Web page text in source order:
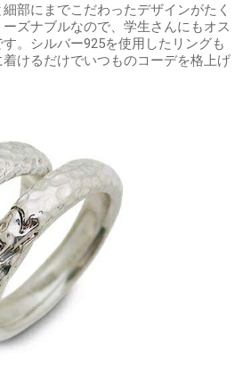
部にまでこだわったデザインがたく
ズナブルなので、学生さんにもオス
。シルバー925を使用したリングも
けるだけでいつものコーデを格上げ